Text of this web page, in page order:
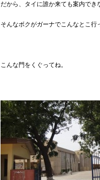
だから、タイに誰か来ても案内でき
そんなボクがガーナでこんなとこ行
こんな門をくぐってね。